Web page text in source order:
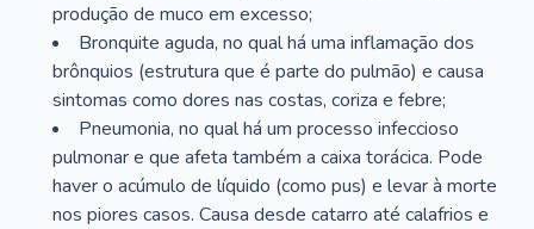
produção de muco em excesso;
Bronquite aguda, no qual há uma inflamação dos
brônquios (estrutura que é parte do pulmão) e causa
sintomas como dores nas costas, coriza e febre;
Pneumonia, no qual há um processo infeccioso
pulmonar e que afeta também a caixa torácica. Pode
haver o acúmulo de líquido (como pus) e levar à morte
nos piores casos. Causa desde catarro até calafrios e